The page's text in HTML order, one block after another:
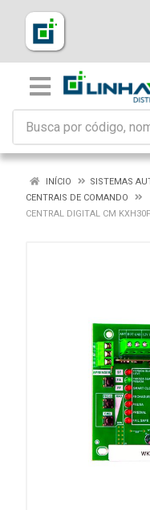
INÍCIO
SISTEMAS
CENTRAIS DE COMANDO
CENTRAL DIGITAL CM